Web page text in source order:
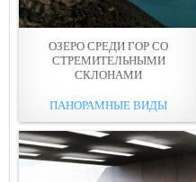
ОЗЕРО СРЕДИ ГОР СО
СТРЕМИТЕЛЬНЫМИ
СКЛОНАМИ
ПАНОРАМНЫЕ ВИДЫ